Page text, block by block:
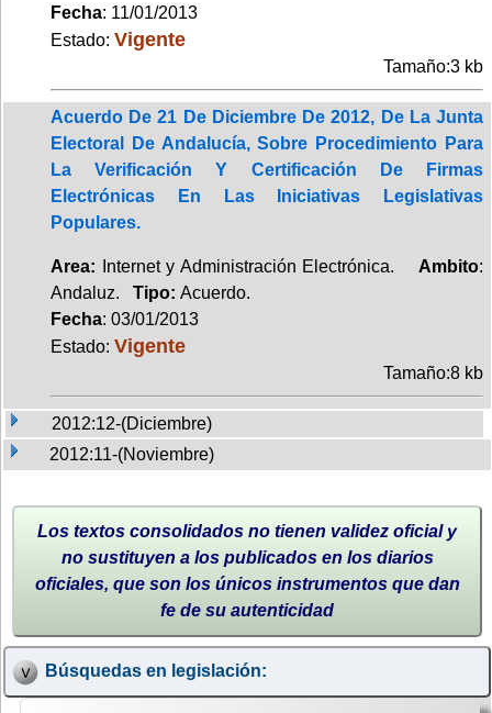
Fecha: 11/01/2013
Estado: Vigente
Tamaño:3 kb
Acuerdo De 21 De Diciembre De 2012, De La Junta
Electoral De Andalucía, Sobre Procedimiento Para
La Verificación Y Certificación De Firmas
Electrónicas En Las Iniciativas Legislativas
Populares.
Area: Internet y Administración Electrónica. Ambito:
Andaluz. Tipo: Acuerdo.
Fecha: 03/01/2013
Estado: Vigente
Tamaño:8 kb
2012:12-(Diciembre)
2012:11-(Noviembre)
Los textos consolidados no tienen validez oficial y
no sustituyen a los publicados en los diarios
oficiales, que son los únicos instrumentos que dan
fe de su autenticidad
Búsquedas en legislación: